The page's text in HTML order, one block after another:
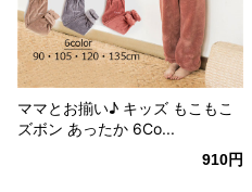
ママとお揃い♪ キッズ もこもこ
ズボン あったか 6Co...
910円